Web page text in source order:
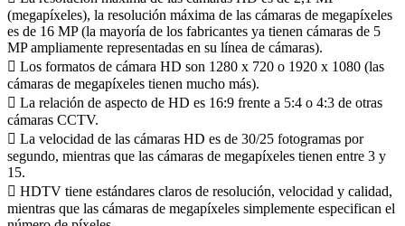
(megapíxeles), la resolución máxima de las cámaras de megapíxeles
es de 16 MP (la mayoría de los fabricantes ya tienen cámaras de 5
MP ampliamente representadas en su línea de cámaras).
 Los formatos de cámara HD son 1280 x 720 o 1920 x 1080 (las
cámaras de megapíxeles tienen mucho más).
 La relación de aspecto de HD es 16:9 frente a 5:4 o 4:3 de otras
cámaras CCTV.
 La velocidad de las cámaras HD es de 30/25 fotogramas por
segundo, mientras que las cámaras de megapíxeles tienen entre 3 y
15.
 HDTV tiene estándares claros de resolución, velocidad y calidad,
mientras que las cámaras de megapíxeles simplemente especifican el